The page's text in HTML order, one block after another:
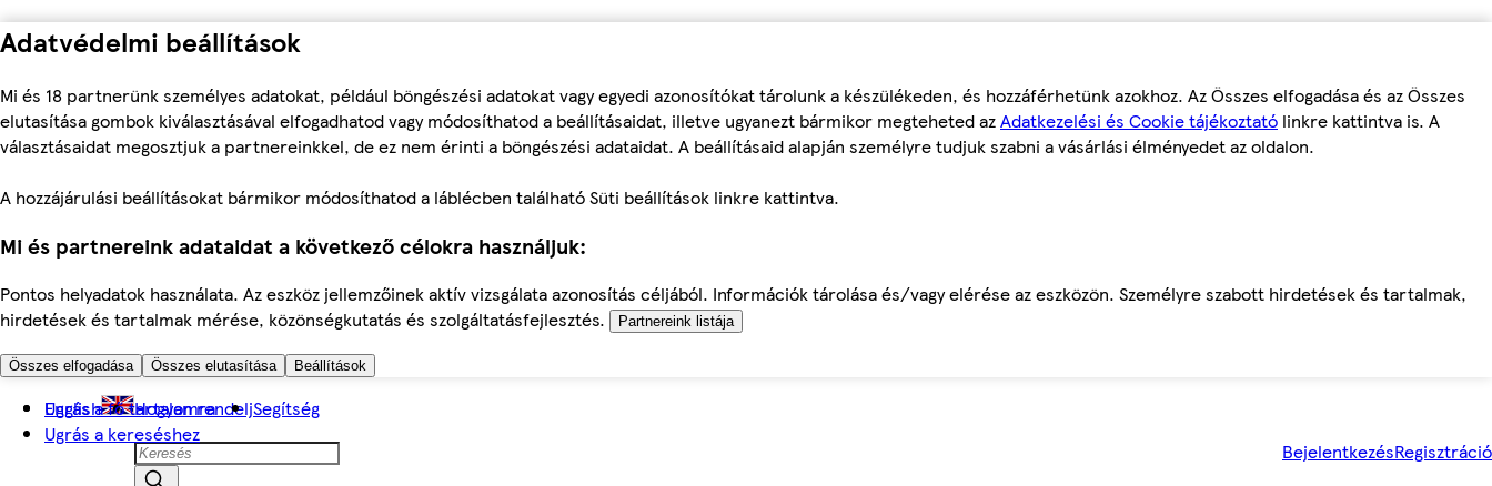
Adatvédelmi beállítások
Mi és 18 partnerünk személyes adatokat, például böngészési adatokat vagy egyedi azonosítókat tárolunk a készülékeden, és hozzáférhetünk azokhoz. Az Összes elfogadása és az Összes
elutasítása gombok kiválasztásával elfogadhatod vagy módosíthatod a beállításaidat, illetve ugyanezt bármikor megteheted azAdatkezelési és Cookie tájékoztató linkre kattintva is. A
választásaidat megosztjuk a partnereinkkel, de ez nem érinti a böngészési adataidat. A beállításaid alapján személyre tudjuk szabni a vásárlási élményedet az oldalon.
A hozzájárulási beállításokat bármikor módosíthatod a láblécben található Süti beállítások linkre kattintva.
Mi és partnereink adataidat a következő célokra használjuk:
Pontos helyadatok használata. Az eszköz jellemzőinek aktív vizsgálata azonosítás céljából. Információk tárolása és/vagy elérése az eszközön. Személyre szabott hirdetések és tartalmak,
hirdetések és tartalmak mérése, közönségkutatás és szolgáltatásfejlesztés.
Partnereink listája
Összes elfogadása Összes elutasítása Beállítások
Ugrás a fő tartalomra
Ugrás a kereséshez
English Hogyan rendeljSegítség
BejelentkezésRegisztráció